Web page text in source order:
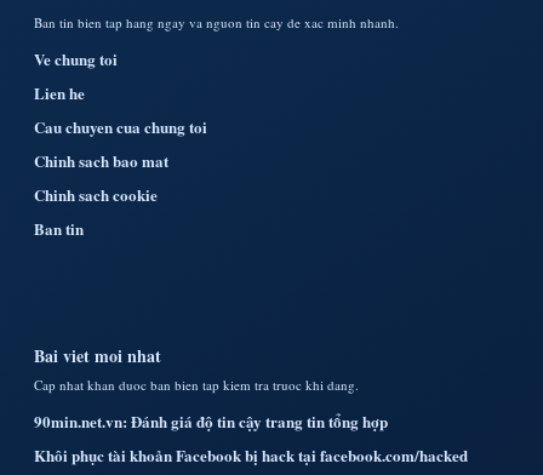
Ban tin bien tap hang ngay va nguon tin cay de xac minh nhanh.
Ve chung toi
Lien he
Cau chuyen cua chung toi
Chinh sach bao mat
Chinh sach cookie
Ban tin
Bai viet moi nhat
Cap nhat khan duoc ban bien tap kiem tra truoc khi dang.
90min.net.vn: Đánh giá độ tin cậy trang tin tổng hợp
Khôi phục tài khoản Facebook bị hack tại facebook.com/hacked